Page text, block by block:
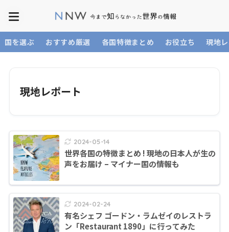
国を選ぶ おすすめ厳選 各国特徴まとめ お役立ち 現地
現地レポート
2024-05-14
世界各国の特徴まとめ ! 現地の日本人が生の
声をお届け – マイナー国の情報も
2024-02-24
有名シェフ ゴードン・ラムゼイのレストラ
ン「Restaurant 1890」に行ってみた